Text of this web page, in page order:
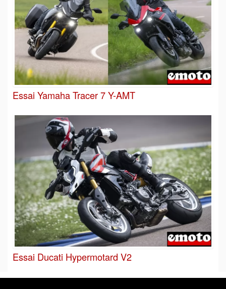
Essai Yamaha Tracer 7 Y-AMT
Essai Ducati Hypermotard V2